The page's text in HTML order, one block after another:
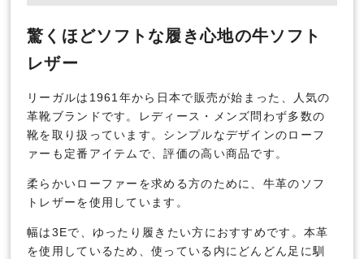
驚くほどソフトな履き心地の牛ソフト
レザー
リーガルは1961年から日本で販売が始まった、人気の
革靴ブランドです。レディース・メンズ問わず多数の
靴を取り扱っています。シンプルなデザインのローフ
ァーも定番アイテムで、評価の高い商品です。
柔らかいローファーを求める方のために、牛革のソフ
トレザーを使用しています。
幅は3Eで、ゆったり履きたい方におすすめです。本革
を使用しているため、使っている内にどんどん足に馴